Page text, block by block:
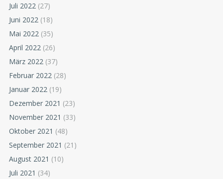
Juli 2022 (27)
Juni 2022 (18)
Mai 2022 (35)
April 2022 (26)
März 2022 (37)
Februar 2022 (28)
Januar 2022 (19)
Dezember 2021 (23)
November 2021 (33)
Oktober 2021 (48)
September 2021 (21)
August 2021 (10)
Juli 2021 (34)